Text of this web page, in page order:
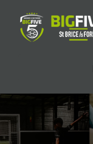
contenu
Foot à 5